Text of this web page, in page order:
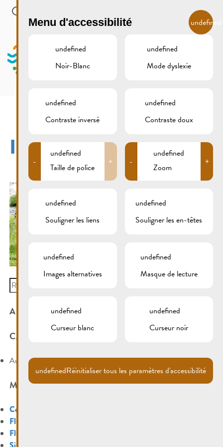
Skip to main content
MENU
IMG_1897XCS
Search
for:
ARCHIVES
CATÉGORIES
Aucune catégorie
MÉTA
Connexion
Flux des publications
Flux des commentaires
Menu d'accessibilité undefined
undefined
Noir-Blanc
undefined
Mode dyslexie
undefined
Contraste inversé
undefined
Contraste doux
-
undefined
Taille de police
+ -
undefined
Zoom
+
undefined
Souligner les liens
undefined
Souligner les en-têtes
undefined
Images alternatives
undefined
Masque de lecture
undefined
Curseur blanc
undefined
Curseur noir
undefinedRéinitialiser tous les paramètres d'accessibilité